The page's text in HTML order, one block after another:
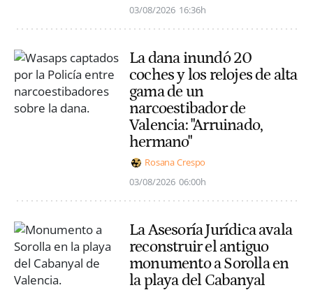
03/08/2026 16:36h
La dana inundó 20
coches y los relojes de alta
gama de un
narcoestibador de
Valencia: "Arruinado,
hermano"
Rosana Crespo
03/08/2026 06:00h
La Asesoría Jurídica avala
reconstruir el antiguo
monumento a Sorolla en
la playa del Cabanyal